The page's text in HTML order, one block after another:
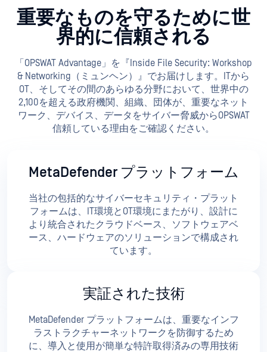
重要なものを守るために世
界的に信頼される
「OPSWAT Advantage」を『Inside File Security: Workshop
& Networking（ミュンヘン）』でお届けします。ITから
OT、そしてその間のあらゆる分野において、世界中の
2,100を超える政府機関、組織、団体が、重要なネット
ワーク、デバイス、データをサイバー脅威からOPSWAT
信頼している理由をご確認ください。
MetaDefender プラットフォーム
当社の包括的なサイバーセキュリティ・プラット
フォームは、IT環境とOT環境にまたがり、設計に
より統合されたクラウドベース、ソフトウェアベ
ース、ハードウェアのソリューションで構成され
ています。
実証された技術
MetaDefender プラットフォームは、重要なインフ
ラストラクチャーネットワークを防御するため
に、導入と使用が簡単な特許取得済みの専用技術